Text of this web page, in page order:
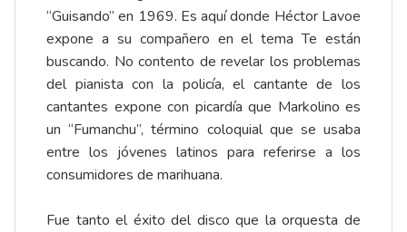
“Guisando” en 1969. Es aquí donde Héctor Lavoe
expone a su compañero en el tema Te están
buscando. No contento de revelar los problemas
del pianista con la policía, el cantante de los
cantantes expone con picardía que Markolino es
un “Fumanchu”, término coloquial que se usaba
entre los jóvenes latinos para referirse a los
consumidores de marihuana.
Fue tanto el éxito del disco que la orquesta de